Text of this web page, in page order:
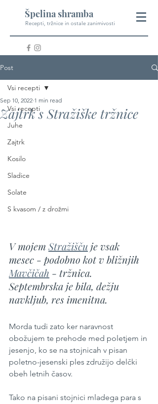
Špelina shramba
Recepti, tržnice in ostale zanimivosti
Post
Vsi recepti
Juhe
Zajtrk
Kosilo
Sladice
Solate
S kvasom / z drožmi
Vsi recepti
Zajtrk s Stražiške tržnice
Sep 10, 2022 1 min read
V mojem Stražišču je vsak
mesec - podobno kot v bližnjih
Mavčičah - tržnica.
Septembrska je bila, dežju
navkljub, res imenitna.
Morda tudi zato ker naravnost
obožujem te prehode med poletjem in
jesenjo, ko se na stojnicah v pisan
poletno-jesenski ples združijo delčki
obeh letnih časov.
Tako na pisani stojnici mladega para s